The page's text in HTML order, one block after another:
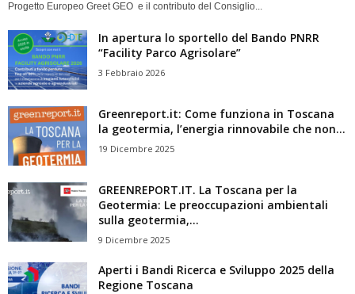
Progetto Europeo Greet GEO e il contributo del Consiglio...
In apertura lo sportello del Bando PNRR
“Facility Parco Agrisolare”
3 Febbraio 2026
Greenreport.it: Come funziona in Toscana
la geotermia, l’energia rinnovabile che non...
19 Dicembre 2025
GREENREPORT.IT. La Toscana per la
Geotermia: Le preoccupazioni ambientali
sulla geotermia,...
9 Dicembre 2025
Aperti i Bandi Ricerca e Sviluppo 2025 della
Regione Toscana